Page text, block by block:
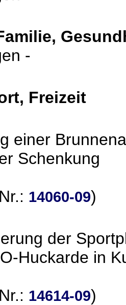
-
Freizeit
einer
Schenkung
14060-09)
der
Huckarde in
14614-09)